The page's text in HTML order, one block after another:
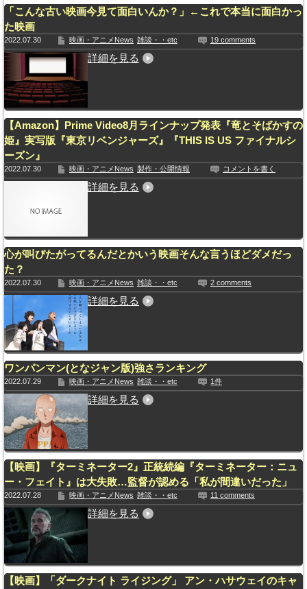
「こんな古い映画今見て面白いんか？」←これで本当に面白かっ
た映画
2022.07.30 映画・アニメNews 雑談・・etc 19 comments
詳細を見る
【Amazon】Prime Video8月ラインナップ発表『竜とそばかすの
姫』実写版『東京リベンジャーズ』『THIS IS US ファイナルシ
ーズン』
2022.07.30 映画・アニメNews 製作・公開情報 コメントを書く
詳細を見る
心が叫びたがってるんだとかいう映画そんな言うほどダメだっ
た？
2022.07.30 映画・アニメNews 雑談・・etc 2 comments
詳細を見る
ワンパンマン(となジャン版)強さランキング
2022.07.29 映画・アニメNews 雑談・・etc 1件
詳細を見る
【映画】『ターミネーター2』正統続編『ターミネーター：ニュ
ー・フェイト』は大失敗…監督が認める「私が間違いだった」
2022.07.28 映画・アニメNews 雑談・・etc 11 comments
詳細を見る
【映画】「ダークナイト ライジング」 アン・ハサウェイのキャ